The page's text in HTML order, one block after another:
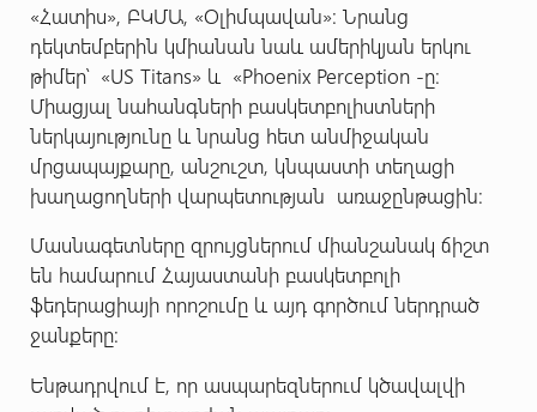
«Հատիս», ԲԿՄԱ, «Օլիմպավան»: Նրանց
դեկտեմբերին կմիանան նաև ամերիկյան երկու
թիմեր՝ «US Titans» և «Phoenix Perception -ը։
Միացյալ նահանգների բասկետբոլիստների
ներկայությունը և նրանց հետ անմիջական
մրցապայքարը, անշուշտ, կնպաստի տեղացի
խաղացողների վարպետության առաջընթացին:
Մասնագետները զրույցներում միանշանակ ճիշտ
են համարում Հայաստանի բասկետբոլի
ֆեդերացիայի որոշումը և այդ գործում ներդրած
ջանքերը:
Ենթադրվում է, որ ասպարեզներում կծավալվի